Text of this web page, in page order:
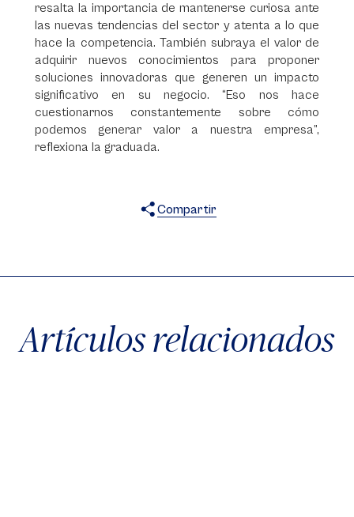
resalta la importancia de mantenerse curiosa ante
las nuevas tendencias del sector y atenta a lo que
hace la competencia. También subraya el valor de
adquirir nuevos conocimientos para proponer
soluciones innovadoras que generen un impacto
significativo en su negocio. “Eso nos hace
cuestionarnos constantemente sobre cómo
podemos generar valor a nuestra empresa”,
reflexiona la graduada.
Compartir
Artículos relacionados